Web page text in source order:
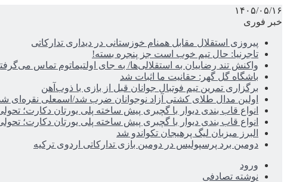
۱۴۰۵/۰۵/۱۶
خبر فوری
پیروزی استقلال مقابل همنام خوزستانی در دیداری تدارکاتی
تاجرنیا: حال تیم خوب است جز پنجره بسته!
واکنش تند رضاییان به استقلالی‌ها/ به جای اولتیماتوم تماس
باشگاه گل گهر: حقانیت ما اثبات شد
برگزاری تمرین تیم فوتبال جوانان قبل از بازی با ذوب‌آهن
اولین مدال طلای کشتی آزاد نوجوانان ضرب شد/اسمعلی نقره‌ای
انواع قاب بندی دیوار با گچبری پیش ساخته پلی یورتان دکارت؛
انواع قاب بندی دیوار با گچبری پیش ساخته پلی یورتان دکارت؛
البرز میزبان لیگ پرهیجان تکواندو شد
دومین برد پرسپولیس در دومین بازی تدارکاتی اردوی ترکیه
ورود
نوشته تصادفی